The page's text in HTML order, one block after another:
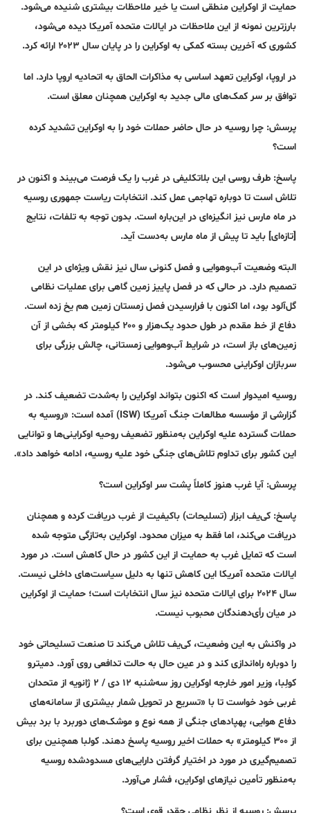
حمایت از اوکراین منطقی است یا خیر ملاحظات بیشتری شنیده می‌شود.
بارزترین نمونه از این ملاحظات در ایالات متحده آمریکا دیده می‌شود،
کشوری که آخرین بسته کمکی به اوکراین را در پایان سال ۲۰۲۳ ارائه کرد.
در اروپا، اوکراین تعهد اساسی به مذاکرات الحاق به اتحادیه اروپا دارد. اما
توافق بر سر کمک‌های مالی جدید به اوکراین همچنان معلق است.
پرسش: چرا روسیه در حال حاضر حملات خود را به اوکراین تشدید کرده
است؟
پاسخ: طرف روسی این بلاتکلیفی در غرب را یک فرصت می‌بیند و اکنون در
تلاش است تا دوباره تهاجمی عمل کند. انتخابات ریاست جمهوری روسیه
در ماه مارس نیز انگیزه‌ای در این‌باره است. بدون توجه به تلفات، نتایج
[تازه‌ای] باید تا پیش از ماه مارس به‌دست آید.
البته وضعیت آب‌وهوایی و فصل کنونی سال نیز نقش ویژه‌ای در این
تصمیم دارد. در حالی که در فصل پاییز زمین گاهی برای عملیات نظامی
گل‌آلود بود، اما اکنون با فرارسیدن فصل زمستان زمین هم یخ زده است.
دفاع از خط مقدم در طول حدود یک‌هزار و ۲۰۰ کیلومتر که بخشی از آن
زمین‌های باز است، در شرایط آب‌وهوایی زمستانی، چالش بزرگی برای
سربازان اوکراینی محسوب می‌شود.
روسیه امیدوار است که اکنون بتواند اوکراین را به‌شدت تضعیف کند. در
گزارشی از مؤسسه مطالعات جنگ آمریکا (ISW) آمده است: «روسیه به
حملات گسترده علیه اوکراین به‌منظور تضعیف روحیه اوکراینی‌ها و توانایی
این کشور برای تداوم تلاش‌های جنگی خود علیه روسیه، ادامه خواهد داد».
پرسش: آیا غرب هنوز کاملاً پشت سر اوکراین است؟
پاسخ: کی‌یف ابزار (تسلیحات) باکیفیت از غرب دریافت کرده و همچنان
دریافت می‌کند، اما فقط به میزان محدود. اوکراین به‌تازگی متوجه شده
است که تمایل غرب به حمایت از این کشور در حال کاهش است. در مورد
ایالات متحده آمریکا این کاهش تنها به دلیل سیاست‌های داخلی نیست.
سال ۲۰۲۴ برای ایالات متحده نیز سال انتخابات است؛ حمایت از اوکراین
در میان رأی‌دهندگان محبوب نیست.
در واکنش به این وضعیت، کی‌یف تلاش می‌کند تا صنعت تسلیحاتی خود
را دوباره راه‌اندازی کند و در عین حال به حالت تدافعی روی آورد. دمیترو
کولِبا، وزیر امور خارجه اوکراین روز سه‌شنبه ۱۲ دی / ۲ ژانویه از متحدان
غربی خود خواست تا با «تسریع در تحویل شمار بیشتری از سامانه‌های
دفاع هوایی، پهپادهای جنگی از همه نوع و موشک‌های دوربرد با برد بیش
از ۳۰۰ کیلومتر» به حملات اخیر روسیه پاسخ دهند. کولبا همچنین برای
تصمیم‌گیری در مورد در اختیار گرفتن دارایی‌های مسدودشده روسیه
به‌منظور تأمین نیازهای اوکراین، فشار می‌آورد.